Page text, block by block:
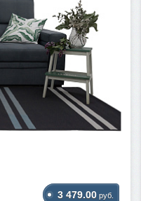
3 479.00 руб.